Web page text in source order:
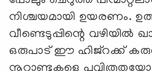
നിശ്ചയമായി ഉയരണം.
വീണ്ടെടുപ്പിന്റെ വഴിയില്‍
ഒരുപാട് ഈ ഹിജ്‌റക്ക്